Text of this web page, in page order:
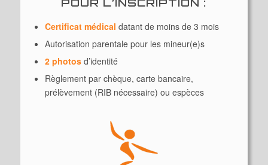
Certificat médical datant de moins de 3 mois
Autorisation parentale pour les mineur(e)s
2 photosd’identité
Règlement par chèque, carte bancaire,
prélèvement (RIB nécessaire) ou espèces